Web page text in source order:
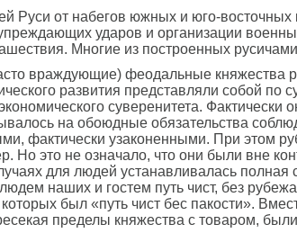
Руси от набегов южных и юго-
ударов и организации
Многие из построенных
враждующие) феодальные княжества
развития представляли собой по
суверенитета. Фактически
на обоюдные обязательства
узаконенными. При этом
это не означало, что они были вне
для людей устанавливалась
наших и гостем путь чист, без
был «путь чист бес пакости».
пределы княжества с товаром,